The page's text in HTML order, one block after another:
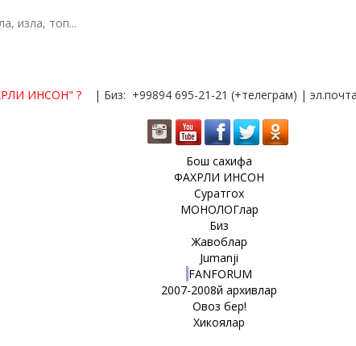
ИНСОН"? | Биз: +99894 695-21-21 (+телеграм) |
Бош сахифа
ФАХРЛИ ИНСОН
Суратгох
МОНОЛОГлар
Биз
Жавоблар
Jumanji
FANFORUM
2007-2008й архивлар
Овоз бер!
Хикоялар